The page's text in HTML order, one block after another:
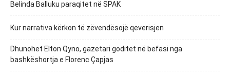
Belinda Balluku paraqitet në SPAK
Kur narrativa kërkon të zëvendësojë qeverisjen
Dhunohet Elton Qyno, gazetari goditet në befasi nga
bashkëshortja e Florenc Çapjas